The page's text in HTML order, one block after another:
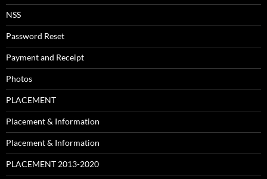
NSS
Password Reset
Payment and Receipt
Photos
PLACEMENT
Placement & Information
Placement & Information
PLACEMENT 2013-2020